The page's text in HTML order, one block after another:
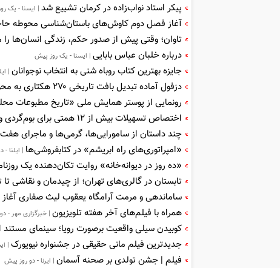
پیکر استاد نواب‌زاده در کرمان تشییع شد | ایسنا - یک
آغاز فصل دوم کاوش‌های باستان‌شناسی محوطه
تاوان؛ وقتی پیش از صدور حکم، زندگی انسان‌ها
درباره خلبان عباس بابایی | ایسنا - یک روز پیش
جایزه بهترین کتاب روباه شنی به انتخاب نوجوانان |
دزفول آماده تبدیل بافت تاریخی ۲۷۰ هکتاری به محور توسعه گردشگری است
رونمایی از پوستر همایش ملی «تاریخ مطبوعات
اختصاص تسهیلات بیش از ۱۲ همتی برای بوم‌گردی و صنایع‌دستی در سال ۱۴۰۵
چند داستان از سامورایی‌ها، گرمی‌ها و ماجرای
«امپراتوری‌های راه ابریشم» در کتابفروشی‌ها | ایلنا
«ده روز در دیوانه‌خانه» روایت تکان‌دهنده یک
تابستان در گالری‌های تهران؛ از چیدمان و نقاشی
ساماندهی و مرمت آرامگاه یعقوب لیث صفاری
همراه با فیلم‌های آخر هفته تلویزیون | خبرگزاری مهر -
کوبیدن سیلی واقعیت برصورت رویا؛ سینمای مستند
جدیدترین فیلم مانی حقیقی در جشنواره نیویورک |
فیلم | جشن تولدی بر صحنه آسمان | ایرنا - دو روز پیش